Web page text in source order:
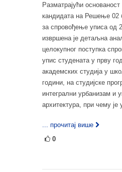
Разматрајући
кандидата на Решење 02
за спровођење уписа од
извршена је детаљна
целокупног поступка
упис студената у прву
академских студија у
години, на студијске
интегрални урбанизам и
архитектура, при чему је
... прочитај више
0